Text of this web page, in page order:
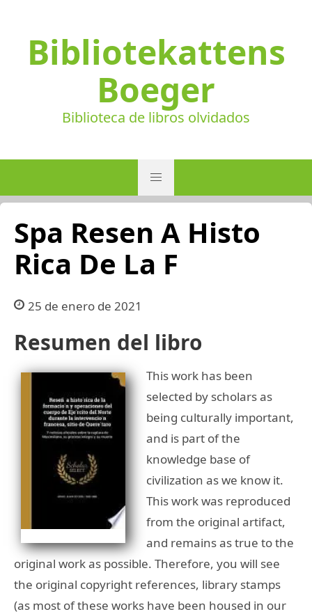
Bibliotekattens
Boeger
Biblioteca de libros olvidados
Spa Resen A Histo
Rica De La F
25 de enero de 2021
Resumen del libro
This work has been
selected by scholars as
being culturally important,
and is part of the
knowledge base of
civilization as we know it.
This work was reproduced
from the original artifact,
and remains as true to the
original work as possible. Therefore, you will see
the original copyright references, library stamps
(as most of these works have been housed in our